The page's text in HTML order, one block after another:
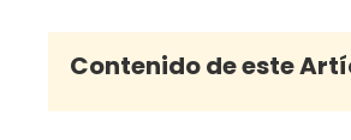
Contenido de este